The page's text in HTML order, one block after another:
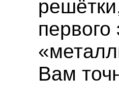
первого
Вам